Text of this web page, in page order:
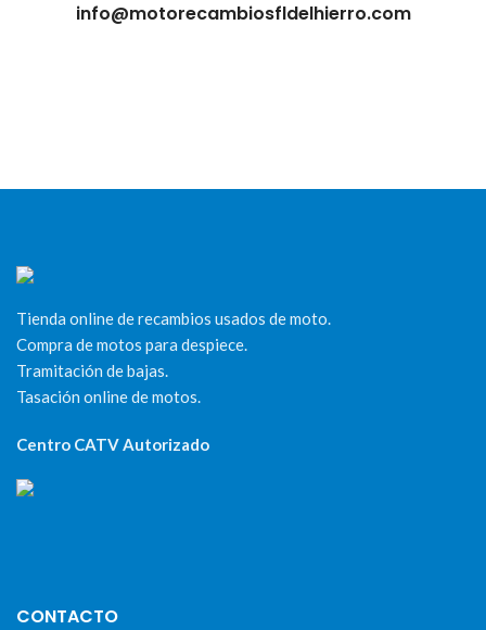
info@motorecambiosfldelhierro.com
Tienda online de recambios usados de moto.
Compra de motos para despiece.
Tramitación de bajas.
Tasación online de motos.
Centro CATV Autorizado
CONTACTO